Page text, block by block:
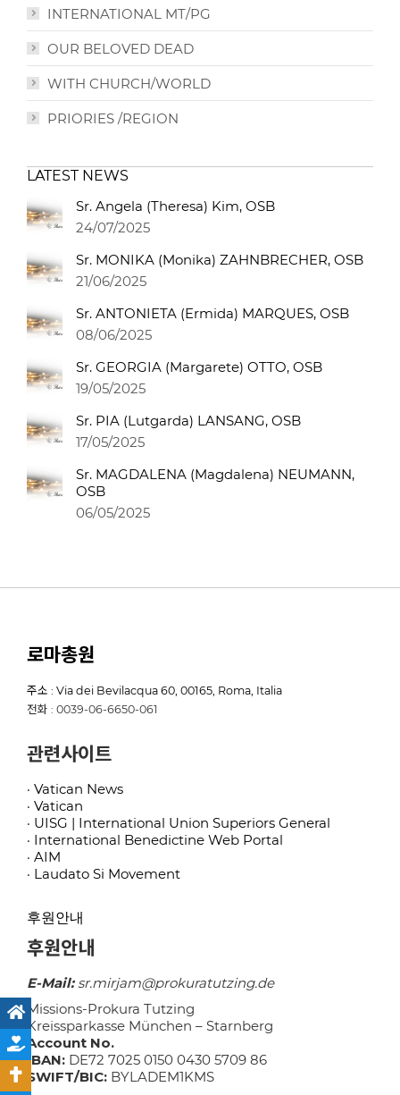
INTERNATIONAL MT/PG
OUR BELOVED DEAD
WITH CHURCH/WORLD
PRIORIES /REGION
LATEST NEWS
Sr. Angela (Theresa) Kim, OSB
24/07/2025
Sr. MONIKA (Monika) ZAHNBRECHER, OSB
21/06/2025
Sr. ANTONIETA (Ermida) MARQUES, OSB
08/06/2025
Sr. GEORGIA (Margarete) OTTO, OSB
19/05/2025
Sr. PIA (Lutgarda) LANSANG, OSB
17/05/2025
Sr. MAGDALENA (Magdalena) NEUMANN,
OSB
06/05/2025
로마총원
주소 : Via dei Bevilacqua 60, 00165, Roma, Italia
전화 : 0039-06-6650-061
관련사이트
· Vatican News
· Vatican
· UISG | International Union Superiors General
· International Benedictine Web Portal
· AIM
· Laudato Si Movement
후원안내
후원안내
E-Mail:sr.mirjam@prokuratutzing.de
Missions-Prokura Tutzing
Kreissparkasse München – Starnberg
Account No.
IBAN: DE72 7025 0150 0430 5709 86
SWIFT/BIC: BYLADEM1KMS